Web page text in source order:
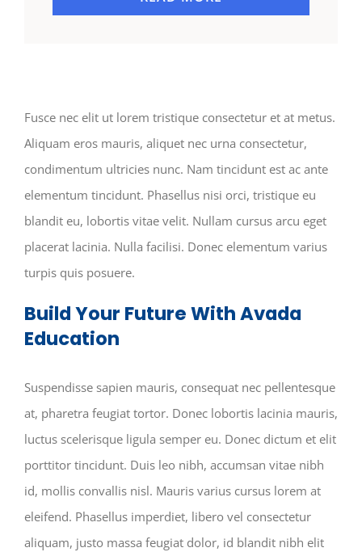
Fusce nec elit ut lorem tristique consectetur et at metus.
Aliquam eros mauris, aliquet nec urna consectetur,
condimentum ultricies nunc. Nam tincidunt est ac ante
elementum tincidunt. Phasellus nisi orci, tristique eu
blandit eu, lobortis vitae velit. Nullam cursus arcu eget
placerat lacinia. Nulla facilisi. Donec elementum varius
turpis quis posuere.
Build Your Future With Avada
Education
Suspendisse sapien mauris, consequat nec pellentesque
at, pharetra feugiat tortor. Donec lobortis lacinia mauris,
luctus scelerisque ligula semper eu. Donec dictum et elit
porttitor tincidunt. Duis leo nibh, accumsan vitae nibh
id, mollis convallis nisl. Mauris varius cursus lorem at
eleifend. Phasellus imperdiet, libero vel consectetur
aliquam, justo massa feugiat dolor, id blandit nibh elit